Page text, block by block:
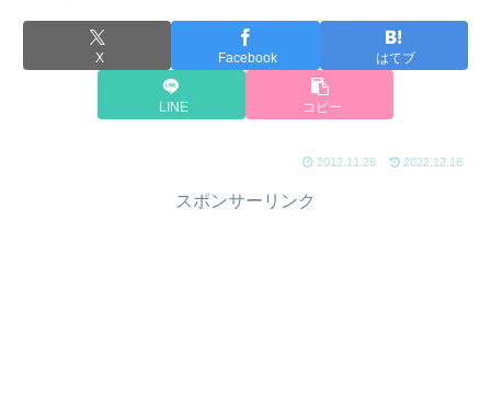
X Facebook はてブ
LINE コピー
2012.11.26 2022.12.16
スポンサーリンク